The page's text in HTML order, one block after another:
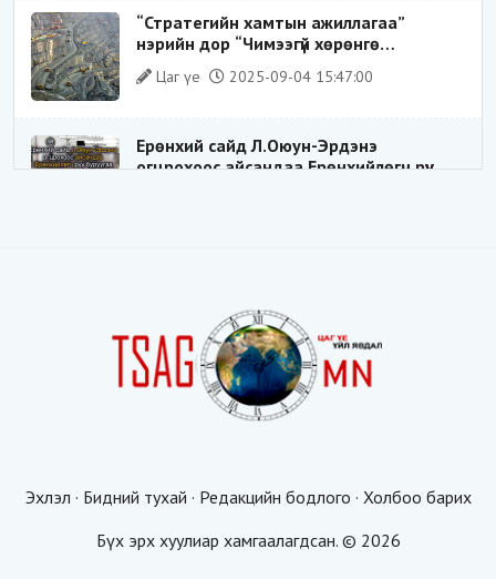
“Стратегийн хамтын ажиллагаа”
нэрийн дор “Чимээгүй хөрөнгө
хуримтлал”
Цаг үе 2025-09-04 15:47:00
Ерөнхий сайд Л.Оюун-Эрдэнэ
огцрохоос айсандаа Ерөнхийлөгч рүү
Видёо: ХУУЛЬ ЗӨРЧИН СОНГОГДСОН
ХУУЛЬ ТОГТООГЧ
Таван мянгын будаатай хуургаар
жуулчдыг татахгүй ээ, Д.Батсүх ээ
Эхлэл · Бидний тухай · Редакцийн бодлого · Холбоо барих
Бүх эрх хуулиар хамгаалагдсан. © 2026